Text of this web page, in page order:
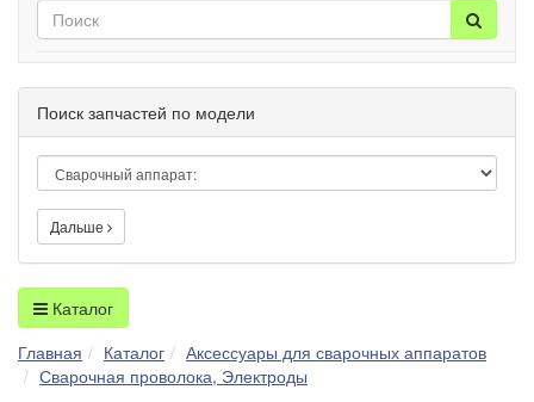
Поиск запчастей по модели
Дальше
Каталог
Главная
Каталог
Аксессуары для сварочных аппаратов
Сварочная проволока, Электроды